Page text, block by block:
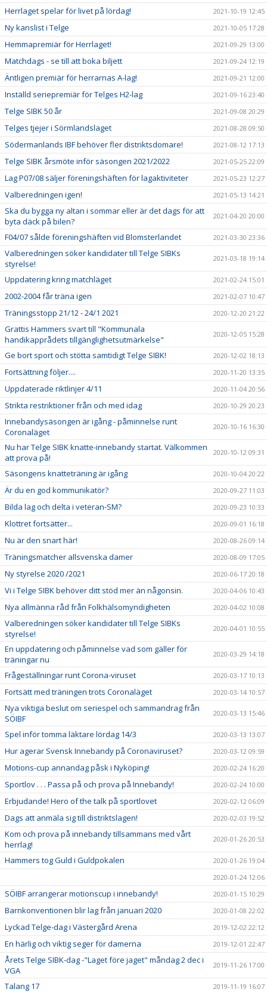
Herrlaget spelar för livet på lördag! 2021-10-19 12:45
Ny kanslist i Telge 2021-10-05 17:28
Hemmapremiär för Herrlaget! 2021-09-29 13:00
Matchdags - se till att boka biljett 2021-09-24 12:19
Äntligen premiär för herrarnas A-lag! 2021-09-21 12:00
Inställd seriepremiär för Telges H2-lag 2021-09-16 23:40
Telge SIBK 50 år 2021-09-08 20:29
Telges tjejer i Sörmlandslaget 2021-08-28 09:50
Södermanlands IBF behöver fler distriktsdomare! 2021-08-12 17:13
Telge SIBK årsmöte inför säsongen 2021/2022 2021-05-25 22:09
Lag P07/08 säljer föreningshäften för lagaktiviteter 2021-05-23 12:27
Valberedningen igen! 2021-05-13 14:21
Ska du bygga ny altan i sommar eller är det dags för att
byta däck på bilen?
2021-04-20 20:00
F04/07 sålde föreningshäften vid Blomsterlandet 2021-03-30 23:36
Valberedningen söker kandidater till Telge SIBKs
styrelse!
2021-03-18 19:14
Uppdatering kring matchläget 2021-02-24 15:01
2002-2004 får träna igen 2021-02-07 10:47
Träningsstopp 21/12 - 24/1 2021 2020-12-20 21:22
Grattis Hammers svart till "Kommunala
handikapprådets tillgänglighetsutmärkelse"
2020-12-05 15:28
Ge bort sport och stötta samtidigt Telge SIBK! 2020-12-02 18:13
Fortsättning följer.... 2020-11-20 13:35
Uppdaterade riktlinjer 4/11 2020-11-04 20:56
Strikta restriktioner från och med idag 2020-10-29 20:23
Innebandysäsongen är igång - påminnelse runt
Coronaläget
2020-10-16 16:30
Nu har Telge SIBK knatte-innebandy startat. Välkommen
att prova på!
2020-10-12 09:31
Säsongens knatteträning är igång 2020-10-04 20:22
Är du en god kommunikatör? 2020-09-27 11:03
Bilda lag och delta i veteran-SM? 2020-09-23 10:33
Klottret fortsätter... 2020-09-01 16:18
Nu är den snart här! 2020-08-26 09:14
Träningsmatcher allsvenska damer 2020-08-09 17:05
Ny styrelse 2020 /2021 2020-06-17 20:18
Vi i Telge SIBK behöver ditt stöd mer än någonsin. 2020-04-06 10:43
Nya allmänna råd från Folkhälsomyndigheten 2020-04-02 10:08
Valberedningen söker kandidater till Telge SIBKs
styrelse!
2020-04-01 10:55
En uppdatering och påminnelse vad som gäller för
träningar nu
2020-03-29 14:18
Frågeställningar runt Corona-viruset 2020-03-17 10:13
Fortsätt med träningen trots Coronaläget 2020-03-14 10:57
Nya viktiga beslut om seriespel och sammandrag från
SÖIBF
2020-03-13 15:46
Spel inför tomma läktare lördag 14/3 2020-03-13 13:07
Hur agerar Svensk Innebandy på Coronaviruset? 2020-03-12 09:59
Motions-cup annandag påsk i Nyköping! 2020-02-24 16:20
Sportlov . . . Passa på och prova på Innebandy! 2020-02-24 10:00
Erbjudande! Hero of the talk på sportlovet 2020-02-12 06:09
Dags att anmäla sig till distriktslagen! 2020-02-03 19:52
Kom och prova på innebandy tillsammans med vårt
herrlag!
2020-01-26 20:53
Hammers tog Guld i Guldpokalen
2020-01-26 19:04
2020-01-24 12:06
SÖIBF arrangerar motionscup i innebandy! 2020-01-15 10:29
Barnkonventionen blir lag från januari 2020 2020-01-08 22:02
Lyckad Telge-dag i Västergård Arena 2019-12-02 22:12
En härlig och viktig seger för damerna 2019-12-01 22:47
Årets Telge SIBK-dag -"Laget före jaget" måndag 2 dec i
VGA
2019-11-26 17:00
Talang 17 2019-11-19 16:07